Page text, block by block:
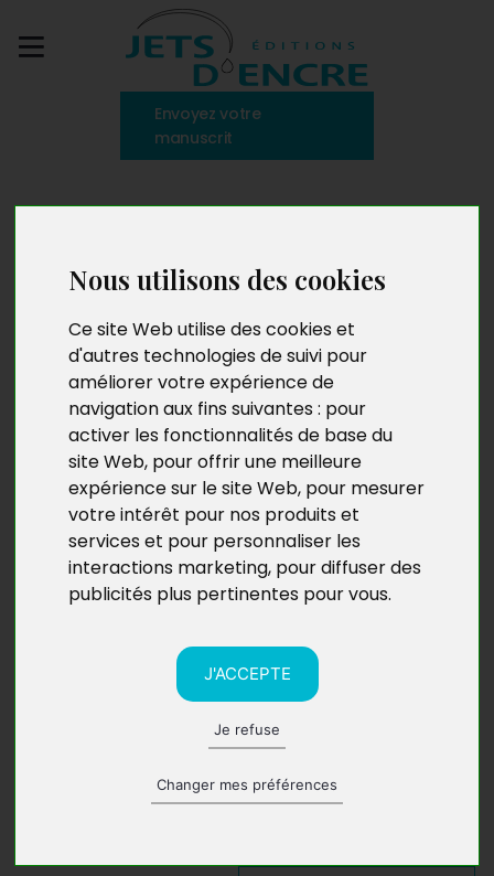
Nous utilisons des cookies
Ce site Web utilise des cookies et
d'autres technologies de suivi pour
améliorer votre expérience de
navigation aux fins suivantes : pour
activer les fonctionnalités de base du
site Web, pour offrir une meilleure
expérience sur le site Web, pour mesurer
votre intérêt pour nos produits et
services et pour personnaliser les
interactions marketing, pour diffuser des
publicités plus pertinentes pour vous.
J'ACCEPTE
Je refuse
Changer mes préférences
Envoyez votre
manuscrit
J’aime et j’espère